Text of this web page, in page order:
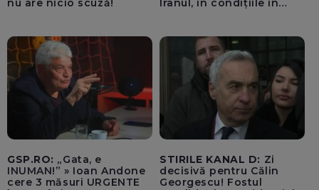
nu are nicio scuză!
Iranul, în condițiile în
GSP.RO: „Gata, e
INUMAN!” » Ioan Andone
cere 3 măsuri URGENTE
STIRILE KANAL D: Zi
decisivă pentru Călin
Georgescu! Fostul